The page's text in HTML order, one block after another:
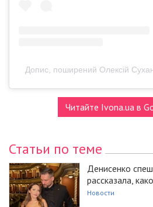
Допис, поширений Олексій
Читайте Ivona.ua в
Статьи по теме
Денисенко
рассказала,
Новости